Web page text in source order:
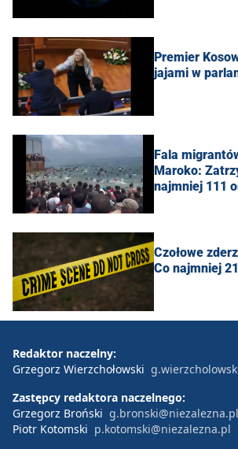
Premier
jajami w
Fala
Maroko:
najmniej 111
Czołowe
Co najmniej
Redaktor naczelny:
Grzegorz Wierzchołowski
Zastępcy redaktora naczelnego:
Grzegorz Broński g.bronski@niezalezna.pl
Piotr Kotomski p.kotomski@niezalezna.pl